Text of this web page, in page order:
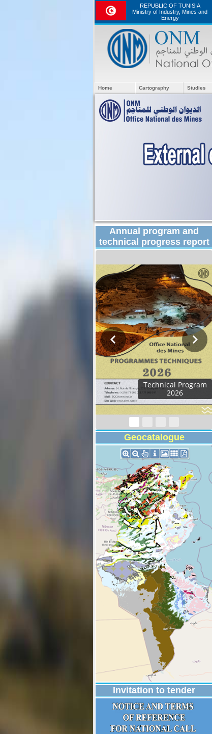
REPUBLIC OF TUNISIA
Ministry of Industry, Mines and
Energy
Home Cartography Studies
Annual program and
technical progress report
Technical Program
2026
Geocatalogue
Invitation to tender